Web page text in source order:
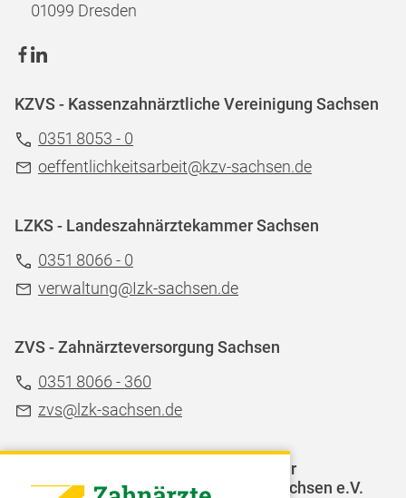
01099 Dresden
KZVS - Kassenzahnärztliche Vereinigung Sachsen
0351 8053 - 0
oeffentlichkeitsarbeit@kzv-sachsen.de
LZKS - Landeszahnärztekammer Sachsen
0351 8066 - 0
verwaltung@Izk-sachsen.de
ZVS - Zahnärzteversorgung Sachsen
0351 8066 - 360
zvs@lzk-sachsen.de
LAGZ - Landesarbeitsgemeinschaft für
Jugendzahnpflege des Freistaates Sachsen e.V.